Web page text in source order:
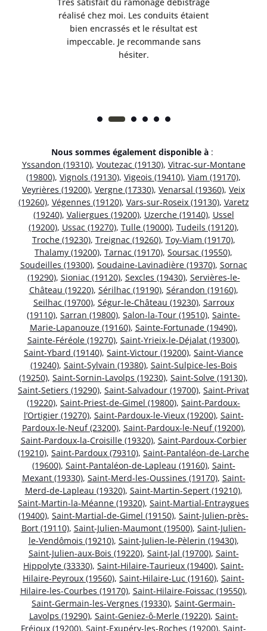
réalisé chez moi. Les conduits étaient
bien encrassés et le résultat est
impeccable. Je recommande sans
hésiter.
Nous sommes également disponible à :
Yssandon (19310), Voutezac (19130), Vitrac-sur-Montane
(19800), Vignols (19130), Vigeois (19410), Viam (19170),
Veyrières (19200), Vergne (17330), Venarsal (19360), Veix
(19260), Végennes (19120), Vars-sur-Roseix (19130), Varetz
(19240), Valiergues (19200), Uzerche (19140), Ussel
(19200), Ussac (19270), Tulle (19000), Tudeils (19120),
Troche (19230), Treignac (19260), Toy-Viam (19170),
Thalamy (19200), Tarnac (19170), Soursac (19550),
Soudeilles (19300), Soudaine-Lavinadière (19370), Sornac
(19290), Sioniac (19120), Sexcles (19430), Servières-le-
Château (19220), Sérilhac (19190), Sérandon (19160),
Seilhac (19700), Ségur-le-Château (19230), Sarroux
(19110), Sarran (19800), Salon-la-Tour (19510), Sainte-
Marie-Lapanouze (19160), Sainte-Fortunade (19490),
Sainte-Féréole (19270), Saint-Yrieix-le-Déjalat (19300),
Saint-Ybard (19140), Saint-Victour (19200), Saint-Viance
(19240), Saint-Sylvain (19380), Saint-Sulpice-les-Bois
(19250), Saint-Sornin-Lavolps (19230), Saint-Solve (19130),
Saint-Setiers (19290), Saint-Salvadour (19700), Saint-Privat
(19220), Saint-Priest-de-Gimel (19800), Saint-Pardoux-
l’Ortigier (19270), Saint-Pardoux-le-Vieux (19200), Saint-
Pardoux-le-Neuf (23200), Saint-Pardoux-le-Neuf (19200),
Saint-Pardoux-la-Croisille (19320), Saint-Pardoux-Corbier
(19210), Saint-Pardoux (79310), Saint-Pantaléon-de-Larche
(19600), Saint-Pantaléon-de-Lapleau (19160), Saint-
Mexant (19330), Saint-Merd-les-Oussines (19170), Saint-
Merd-de-Lapleau (19320), Saint-Martin-Sepert (19210),
Saint-Martin-la-Méanne (19320), Saint-Martial-Entraygues
(19400), Saint-Martial-de-Gimel (19150), Saint-Julien-près-
Bort (19110), Saint-Julien-Maumont (19500), Saint-Julien-
le-Vendômois (19210), Saint-Julien-le-Pèlerin (19430),
Saint-Julien-aux-Bois (19220), Saint-Jal (19700), Saint-
Hippolyte (33330), Saint-Hilaire-Taurieux (19400), Saint-
Hilaire-Peyroux (19560), Saint-Hilaire-Luc (19160), Saint-
Hilaire-les-Courbes (19170), Saint-Hilaire-Foissac (19550),
Saint-Germain-les-Vergnes (19330), Saint-Germain-
Lavolps (19290), Saint-Geniez-ô-Merle (19220), Saint-
Fréjoux (19200), Saint-Exupéry-les-Roches (19200), Saint-